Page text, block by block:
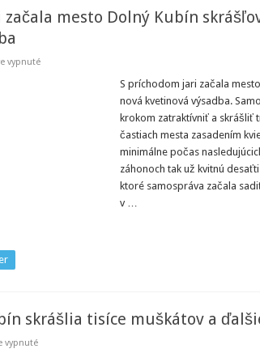
mesto Dolný Kubín
vypnuténa
S príchodom jari začala
nová kvetinová výsadba.
krokom zatraktívniť a skrášliť
častiach mesta zasadením
minimálne počas
záhonoch tak už kvitnú
ktoré samospráva začala
v …
skrášlia tisíce muškátov a
vypnuténa